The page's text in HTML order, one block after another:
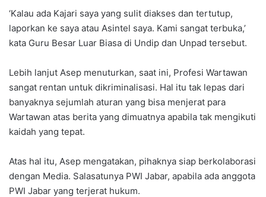
‘Kalau ada Kajari saya yang sulit diakses dan tertutup,
laporkan ke saya atau Asintel saya. Kami sangat terbuka,’
kata Guru Besar Luar Biasa di Undip dan Unpad tersebut.
Lebih lanjut Asep menuturkan, saat ini, Profesi Wartawan
sangat rentan untuk dikriminalisasi. Hal itu tak lepas dari
banyaknya sejumlah aturan yang bisa menjerat para
Wartawan atas berita yang dimuatnya apabila tak mengikuti
kaidah yang tepat.
Atas hal itu, Asep mengatakan, pihaknya siap berkolaborasi
dengan Media. Salasatunya PWI Jabar, apabila ada anggota
PWI Jabar yang terjerat hukum.